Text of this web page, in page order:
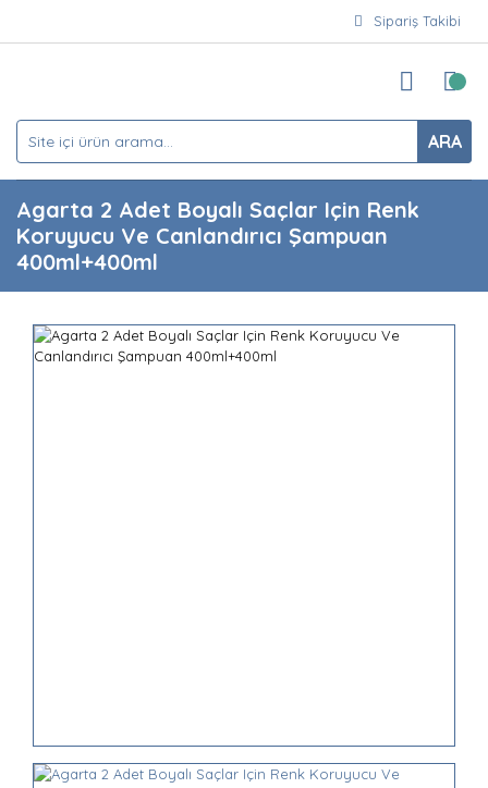
Sipariş Takibi
ARA
Agarta 2 Adet Boyalı Saçlar Için Renk
Koruyucu Ve Canlandırıcı Şampuan
400ml+400ml